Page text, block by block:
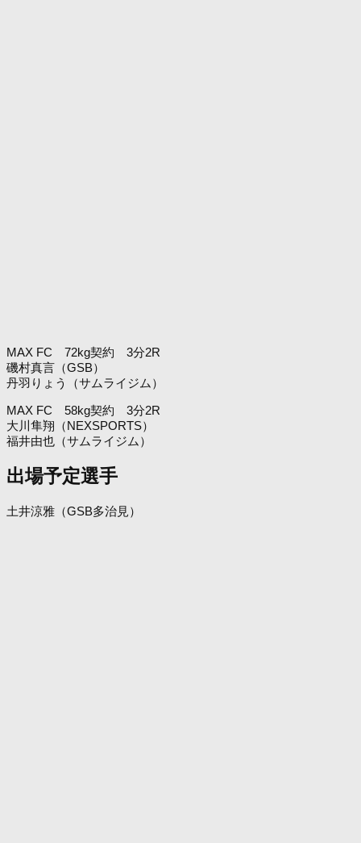
MAX FC 72kg契約 3分2R
磯村真言（GSB）
丹羽りょう（サムライジム）
MAX FC 58kg契約 3分2R
大川隼翔（NEXSPORTS）
福井由也（サムライジム）
出場予定選手
土井涼雅（GSB多治見）